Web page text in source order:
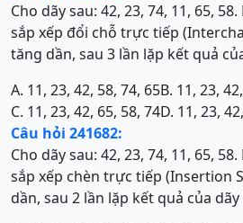
Cho dãy sau: 42, 23, 74, 11, 65,
sắp xếp đổi chỗ trực tiếp
tăng dần, sau 3 lần lặp kết quả
A. 11, 23, 42, 58, 74, 65B. 11, 23,
C. 11, 23, 42, 65, 58, 74D. 11, 23,
Câu hỏi 241682:
Cho dãy sau: 42, 23, 74, 11, 65,
sắp xếp chèn trực tiếp (Insertion
dần, sau 2 lần lặp kết quả của